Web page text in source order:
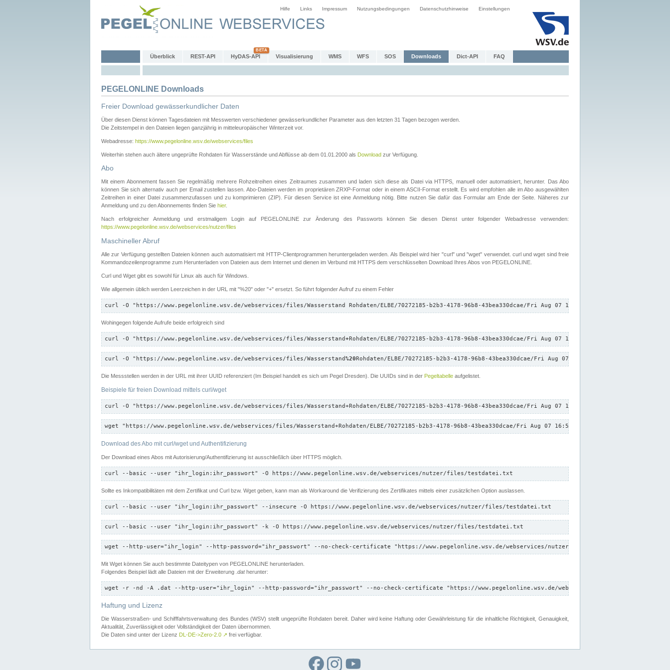
Hilfe Links Impressum Nutzungsbedingungen Datenschutzhinweise Einstellungen
Überblick REST-API HyDAS-API Visualisierung WMS WFS SOS Downloads Dict-API FAQ
PEGELONLINE Downloads
Freier Download gewässerkundlicher Daten
Über diesen Dienst können Tagesdateien mit Messwerten verschiedener gewässerkundlicher Parameter aus den letzten 31 Tagen bezogen werden.
Die Zeitstempel in den Dateien liegen ganzjährig in mitteleuropäischer Winterzeit vor.
Webadresse: https://www.pegelonline.wsv.de/webservices/files
Weiterhin stehen auch ältere ungeprüfte Rohdaten für Wasserstände und Abflüsse ab dem 01.01.2000 als Download zur Verfügung.
Abo
Mit einem Abonnement fassen Sie regelmäßig mehrere Rohzeitreihen eines Zeitraumes zusammen und laden sich diese als Datei via HTTPS, manuell oder automatisiert, herunter. Das Abo
können Sie sich alternativ auch per Email zustellen lassen. Abo-Dateien werden im proprietären ZRXP-Format oder in einem ASCII-Format erstellt. Es wird empfohlen alle im Abo ausgewählten
Zeitreihen in einer Datei zusammenzufassen und zu komprimieren (ZIP). Für diesen Service ist eine Anmeldung nötig. Bitte nutzen Sie dafür das Formular am Ende der Seite. Näheres zur
Anmeldung und zu den Abonnements finden Sie hier.
Nach erfolgreicher Anmeldung und erstmaligem Login auf PEGELONLINE zur Änderung des Passworts können Sie diesen Dienst unter folgender Webadresse verwenden:
https://www.pegelonline.wsv.de/webservices/nutzer/files
Maschineller Abruf
Alle zur Verfügung gestellten Dateien können auch automatisiert mit HTTP-Clientprogrammen heruntergeladen werden. Als Beispiel wird hier "curl" und "wget" verwendet. curl und wget sind freie
Kommandozeilenprogramme zum Herunterladen von Dateien aus dem Internet und dienen im Verbund mit HTTPS dem verschlüsselten Download Ihres Abos von PEGELONLINE.
Curl und Wget gibt es sowohl für Linux als auch für Windows.
Wie allgemein üblich werden Leerzeichen in der URL mit "%20" oder "+" ersetzt. So führt folgender Aufruf zu einem Fehler
curl -O "https://www.pegelonline.wsv.de/webservices/files/Wasserstand Rohdaten/ELBE/70272185-b2b3-4178-96b8-43bea330dcae/Fri Aug 07 16:50:46 CEST 2026/down.txt"
Wohingegen folgende Aufrufe beide erfolgreich sind
curl -O "https://www.pegelonline.wsv.de/webservices/files/Wasserstand+Rohdaten/ELBE/70272185-b2b3-4178-96b8-43bea330dcae/Fri Aug 07 16:50:46 CEST 2026/down.txt"
curl -O "https://www.pegelonline.wsv.de/webservices/files/Wasserstand%20Rohdaten/ELBE/70272185-b2b3-4178-96b8-43bea330dcae/Fri Aug 07 16:50:46 CEST 2026/down.txt"
Die Messstellen werden in der URL mit ihrer UUID referenziert (Im Beispiel handelt es sich um Pegel Dresden). Die UUIDs sind in der Pegeltabelle aufgelistet.
Beispiele für freien Download mittels curl/wget
curl -O "https://www.pegelonline.wsv.de/webservices/files/Wasserstand+Rohdaten/ELBE/70272185-b2b3-4178-96b8-43bea330dcae/Fri Aug 07 16:50:46 CEST 2026/down.txt"
wget "https://www.pegelonline.wsv.de/webservices/files/Wasserstand+Rohdaten/ELBE/70272185-b2b3-4178-96b8-43bea330dcae/Fri Aug 07 16:50:46 CEST 2026/down.txt"
Download des Abo mit curl/wget und Authentifizierung
Der Download eines Abos mit Autorisierung/Authentifizierung ist ausschließlich über HTTPS möglich.
curl --basic --user "ihr_login:ihr_passwort" -O https://www.pegelonline.wsv.de/webservices/nutzer/files/testdatei.txt
Sollte es Inkompatibilitäten mit dem Zertifikat und Curl bzw. Wget geben, kann man als Workaround die Verifizierung des Zertifikates mittels einer zusätzlichen Option auslassen.
curl --basic --user "ihr_login:ihr_passwort" --insecure -O https://www.pegelonline.wsv.de/webservices/nutzer/files/testdatei.txt
curl --basic --user "ihr_login:ihr_passwort" -k -O https://www.pegelonline.wsv.de/webservices/nutzer/files/testdatei.txt
wget --http-user="ihr_login" --http-password="ihr_passwort" --no-check-certificate "https://www.pegelonline.wsv.de/webservices/nutzer/files/testdatei.txt"
Mit Wget können Sie auch bestimmte Dateitypen von PEGELONLINE herunterladen.
Folgendes Beispiel lädt alle Dateien mit der Erweiterung .datherunter:
wget -r -nd -A .dat --http-user="ihr_login" --http-password="ihr_passwort" --no-check-certificate "https://www.pegelonline.wsv.de/webservices/nutzer/files"
Haftung und Lizenz
Die Wasserstraßen- und Schifffahrtsverwaltung des Bundes (WSV) stellt ungeprüfte Rohdaten bereit. Daher wird keine Haftung oder Gewährleistung für die inhaltliche Richtigkeit, Genauigkeit,
Aktualität, Zuverlässigkeit oder Vollständigkeit der Daten übernommen.
Die Daten sind unter der Lizenz DL-DE->Zero-2.0 ↗ frei verfügbar.